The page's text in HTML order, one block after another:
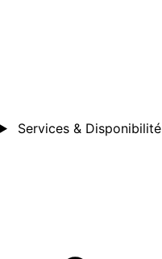
Services & Disponibilité